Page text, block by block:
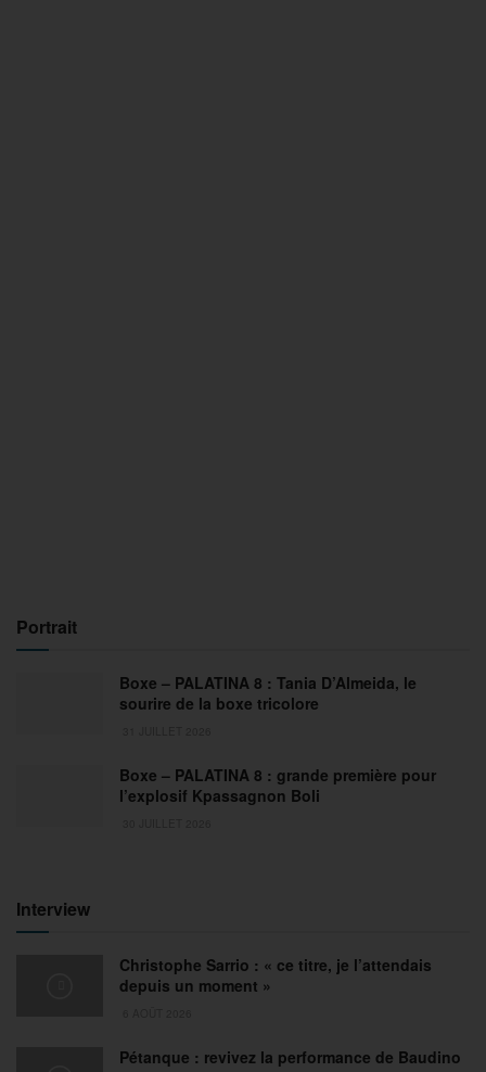
Portrait
Boxe – PALATINA 8 : Tania D’Almeida, le
sourire de la boxe tricolore
Boxe – PALATINA 8 : grande première pour
l’explosif Kpassagnon Boli
Interview
Christophe Sarrio : « ce titre, je l’attendais
depuis un moment »
Pétanque : revivez la performance de Baudino